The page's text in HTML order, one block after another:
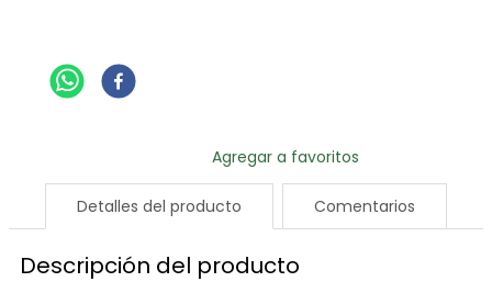
Detalles del producto Comentarios
Descripción del producto